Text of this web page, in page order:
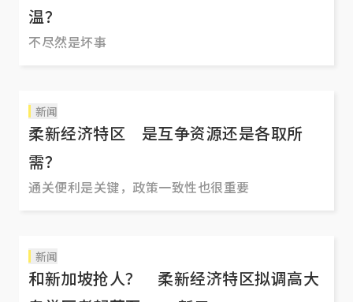
温？
不尽然是坏事
新闻
柔新经济特区 是互争资源还是各取所
需？
通关便利是关键，政策一致性也很重要
新闻
和新加坡抢人？ 柔新经济特区拟调高大